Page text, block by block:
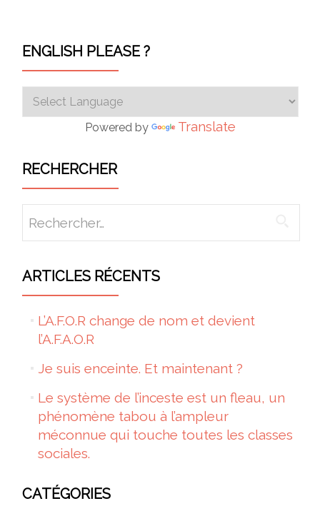
ENGLISH PLEASE ?
Powered by Translate
RECHERCHER
Rechercher :
ARTICLES RÉCENTS
L’A.F.O.R change de nom et devient
l’A.F.A.O.R
Je suis enceinte. Et maintenant ?
Le système de l’inceste est un fleau, un
phénomène tabou à l’ampleur
méconnue qui touche toutes les classes
sociales.
CATÉGORIES